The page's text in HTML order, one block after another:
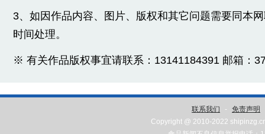
3、如因作品内容、图片、版权和其它问题需要同本
时间处理。
※ 有关作品版权事宜请联系：13141184391 邮箱：
联系我们 - 免责声明
Copyright @ 2010-2022